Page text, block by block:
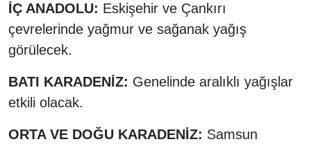
İÇ ANADOLU: Eskişehir ve Çankırı
çevrelerinde yağmur ve sağanak yağış
görülecek.
BATI KARADENİZ: Genelinde aralıklı yağışlar
etkili olacak.
ORTA VE DOĞU KARADENİZ: Samsun